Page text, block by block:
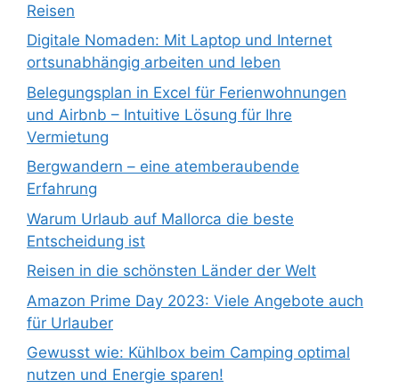
Reisen
Digitale Nomaden: Mit Laptop und Internet
ortsunabhängig arbeiten und leben
Belegungsplan in Excel für Ferienwohnungen
und Airbnb – Intuitive Lösung für Ihre
Vermietung
Bergwandern – eine atemberaubende
Erfahrung
Warum Urlaub auf Mallorca die beste
Entscheidung ist
Reisen in die schönsten Länder der Welt
Amazon Prime Day 2023: Viele Angebote auch
für Urlauber
Gewusst wie: Kühlbox beim Camping optimal
nutzen und Energie sparen!